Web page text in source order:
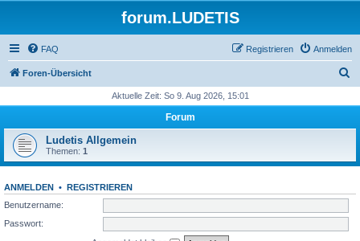
forum.LUDETIS
FAQ Anmelden
Registrieren
Foren-Übersicht
h
Aktuelle Zeit: So 9. Aug 2026, 15:01
Forum
Ludetis Allgemein
Themen: 1
ANMELDEN • REGISTRIEREN
Benutzername:
Passwort: